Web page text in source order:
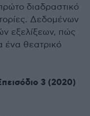
διαδραστικό
Δεδομένων
εξελίξεων, πώς
ένα θεατρικό
3 (2020)